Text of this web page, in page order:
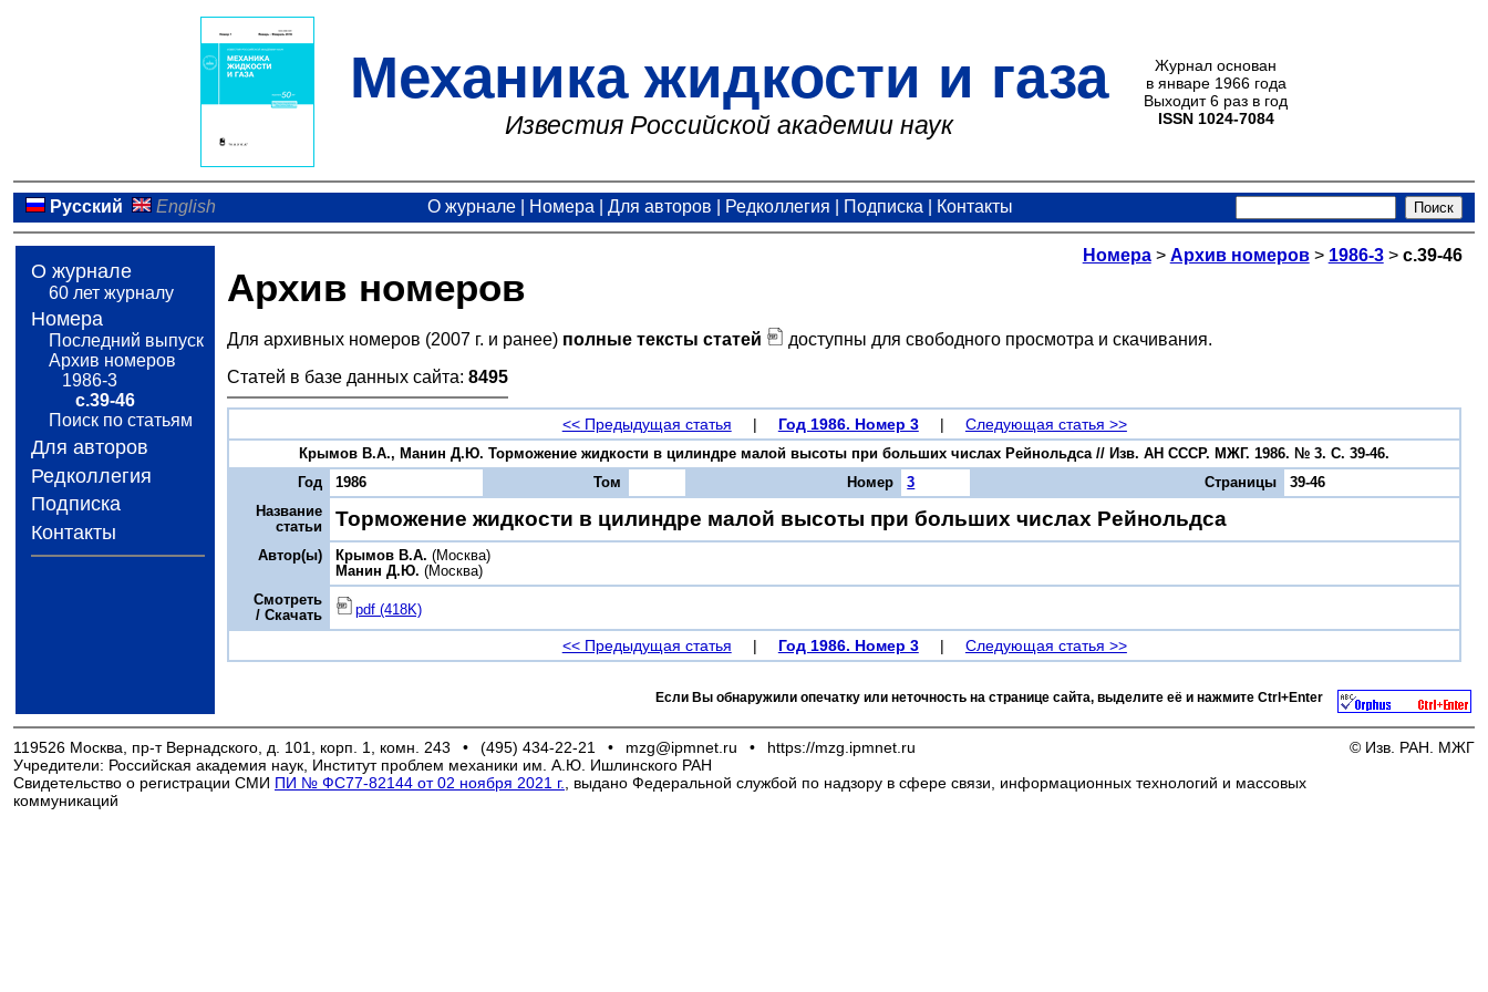
Механика жидкости и газа
Известия Российской академии наук
Журнал основан
в январе 1966 года
Выходит 6 раз в год
ISSN 1024-7084
Русский English О журнале Номера Для авторов Редколлегия Подписка Контакты
О журнале
60 лет журналу
Номера
Последний выпуск
Архив номеров
1986-3
с.39-46
Поиск по статьям
Для авторов
Редколлегия
Подписка
Контакты
Номера> Архив номеров> 1986-3> с.39-46
Архив номеров
Для архивных номеров (2007 г. и ранее) полные тексты статей
доступны для свободного просмотра и скачивания.
Статей в базе данных сайта: 8495
<< Предыдущая статья | Год 1986. Номер 3 | Следующая статья >>
Крымов В.А., Манин Д.Ю. Торможение жидкости в цилиндре малой высоты при больших числах Рейнольдса // Изв. АН СССР. МЖГ. 1986. № 3. С. 39-46.
Год
1986 Том Номер 3 Страницы
39-46
Название
статьи
Торможение жидкости в цилиндре малой высоты при больших числах Рейнольдса
Автор(ы) Крымов В.А. (Москва)
Манин Д.Ю. (Москва)
Смотреть
/ Скачать
pdf (418K)
<< Предыдущая статья | Год 1986. Номер 3 | Следующая статья >>
Если Вы обнаружили опечатку или неточность на странице сайта, выделите её и нажмите Ctrl+Enter
119526 Москва, пр-т Вернадского, д. 101, корп. 1, комн. 243 • (495) 434-22-21 • mzg@ipmnet.ru •
https://mzg.ipmnet.ru
Учредители: Российская академия наук, Институт проблем механики им. А.Ю. Ишлинского РАН
Свидетельство о регистрации СМИ ПИ № ФС77-82144 от 02 ноября 2021 г.
, выдано Федеральной службой по надзору в сфере связи, информационных технологий и массовых
коммуникаций
© Изв. РАН. МЖГ